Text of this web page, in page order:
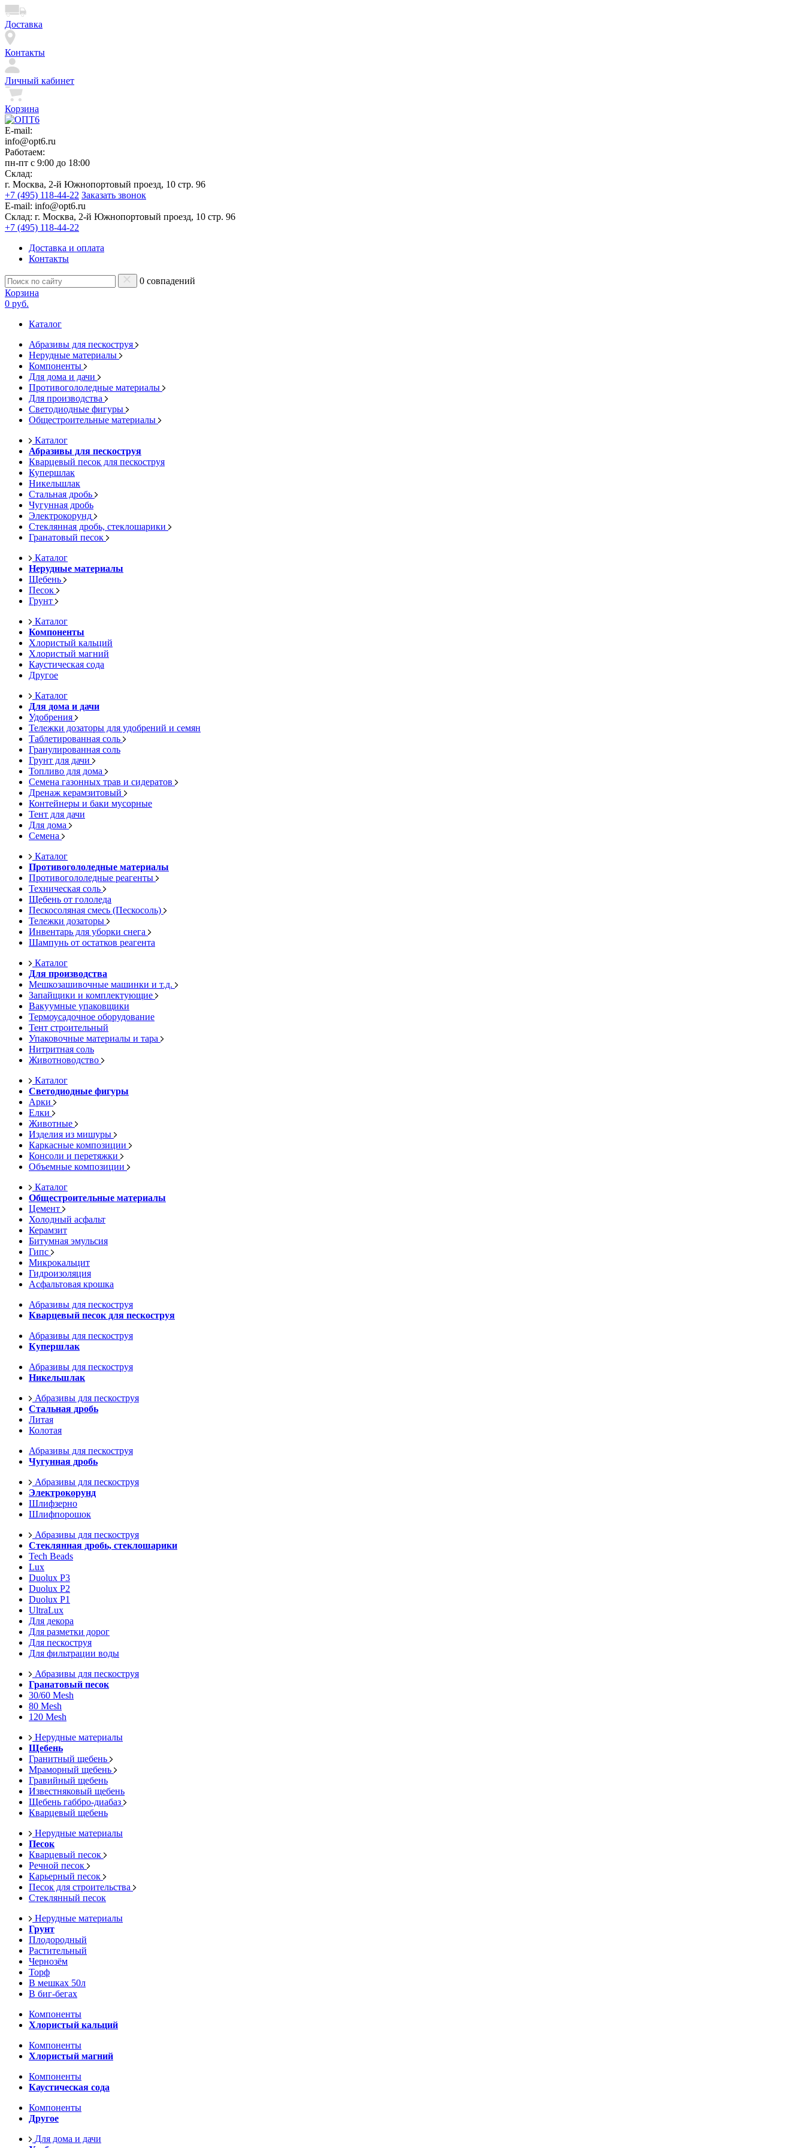
Доставка
Контакты
Личный кабинет
Корзина
E-mail:
info@opt6.ru
Работаем:
пн-пт с 9:00 до 18:00
Склад:
г. Москва, 2-й Южнопортовый проезд, 10 стр. 96
+7 (495) 118-44-22 Заказать звонок
E-mail: info@opt6.ru
Склад: г. Москва, 2-й Южнопортовый проезд, 10 стр. 96
+7 (495) 118-44-22
Доставка и оплата
Контакты
0 совпадений
Корзина
0 руб.
Каталог
Абразивы для пескоструя
Нерудные материалы
Компоненты
Для дома и дачи
Противогололедные материалы
Для производства
Светодиодные фигуры
Общестроительные материалы
Каталог
Абразивы для пескоструя
Кварцевый песок для пескоструя
Купершлак
Никельшлак
Стальная дробь
Чугунная дробь
Электрокорунд
Стеклянная дробь, стеклошарики
Гранатовый песок
Каталог
Нерудные материалы
Щебень
Песок
Грунт
Каталог
Компоненты
Хлористый кальций
Хлористый магний
Каустическая сода
Другое
Каталог
Для дома и дачи
Удобрения
Тележки дозаторы для удобрений и семян
Таблетированная соль
Гранулированная соль
Грунт для дачи
Топливо для дома
Семена газонных трав и сидератов
Дренаж керамзитовый
Контейнеры и баки мусорные
Тент для дачи
Для дома
Семена
Каталог
Противогололедные материалы
Противогололедные реагенты
Техническая соль
Щебень от гололеда
Пескосоляная смесь (Пескосоль)
Тележки дозаторы
Инвентарь для уборки снега
Шампунь от остатков реагента
Каталог
Для производства
Мешкозашивочные машинки и т.д.
Запайщики и комплектующие
Вакуумные упаковщики
Термоусадочное оборудование
Тент строительный
Упаковочные материалы и тара
Нитритная соль
Животноводство
Каталог
Светодиодные фигуры
Арки
Елки
Животные
Изделия из мишуры
Каркасные композиции
Консоли и перетяжки
Объемные композиции
Каталог
Общестроительные материалы
Цемент
Холодный асфальт
Керамзит
Битумная эмульсия
Гипс
Микрокальцит
Гидроизоляция
Асфальтовая крошка
Абразивы для пескоструя
Кварцевый песок для пескоструя
Абразивы для пескоструя
Купершлак
Абразивы для пескоструя
Никельшлак
Абразивы для пескоструя
Стальная дробь
Литая
Колотая
Абразивы для пескоструя
Чугунная дробь
Абразивы для пескоструя
Электрокорунд
Шлифзерно
Шлифпорошок
Абразивы для пескоструя
Стеклянная дробь, стеклошарики
Tech Beads
Lux
Duolux P3
Duolux P2
Duolux P1
UltraLux
Для декора
Для разметки дорог
Для пескоструя
Для фильтрации воды
Абразивы для пескоструя
Гранатовый песок
30/60 Mesh
80 Mesh
120 Mesh
Нерудные материалы
Щебень
Гранитный щебень
Мраморный щебень
Гравийный щебень
Известняковый щебень
Щебень габбро-диабаз
Кварцевый щебень
Нерудные материалы
Песок
Кварцевый песок
Речной песок
Карьерный песок
Песок для строительства
Стеклянный песок
Нерудные материалы
Грунт
Плодородный
Растительный
Чернозём
Торф
В мешках 50л
В биг-бегах
Компоненты
Хлористый кальций
Компоненты
Хлористый магний
Компоненты
Каустическая сода
Компоненты
Другое
Для дома и дачи